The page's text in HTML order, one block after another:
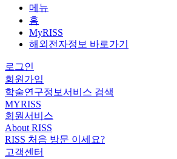
메뉴
홈
MyRISS
해외전자정보 바로가기
로그인
회원가입
학술연구정보서비스 검색
MYRISS
회원서비스
About RISS
RISS 처음 방문 이세요?
고객센터